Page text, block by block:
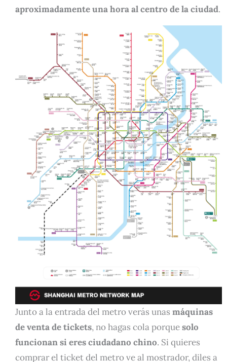
aproximadamente una hora al centro de la ciudad.
Junto a la entrada del metro verás unas máquinas
de venta de tickets, no hagas cola porquesolo
funcionan si eres ciudadano chino. Si quieres
comprar el ticket del metro ve al mostrador, diles a